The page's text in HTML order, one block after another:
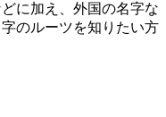
に加え、外国の名字な
のルーツを知りたい方